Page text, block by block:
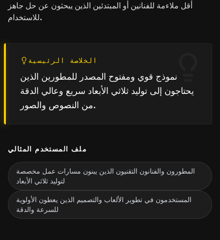
أقل ملاءمة للفنانين أو المبتدئين الذين يبحثون عن حل جاهز
للاستخدام.
الخلاصة الرئيسية
نموذج قوي ومفتوح المصدر للمطورين الذين
يحتاجون إلى توليد ثلاثي الأبعاد سريع وعالي الدقة
من النصوص والصور.
ملف المستخدم المثالي
المطورون والفنانون التقنيون الذين يبنون مسارات عمل مخصصة
لتوليد ثلاثي الأبعاد
المستخدمون في تطوير الألعاب والتصميم الذين يعطون الأولوية
للسرعة والدقة